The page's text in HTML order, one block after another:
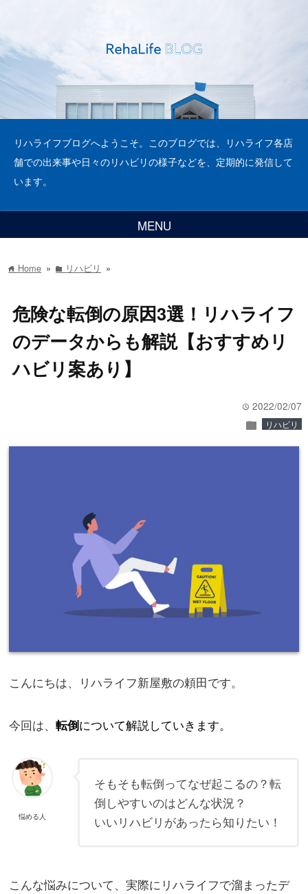
リハライフブログへようこそ。このブログでは、リハライフ各店
舗での出来事や日々のリハビリの様子などを、定期的に発信して
います。
MENU
home Home » folder リハビリ »
危険な転倒の原因3選！リハライフ
のデータからも解説【おすすめリ
ハビリ案あり】
time 2022/02/07
folder リハビリ
こんにちは、リハライフ新屋敷の頼田です。
今回は、転倒について解説していきます。
悩める人
そもそも転倒ってなぜ起こるの？転
倒しやすいのはどんな状況？
いいリハビリがあったら知りたい！
こんな悩みについて、実際にリハライフで溜まったデ